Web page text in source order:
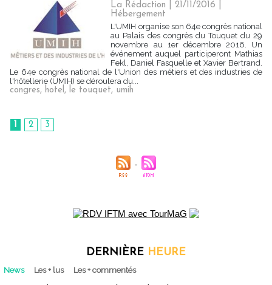
La Rédaction | 21/11/2016
Hébergement
L'UMIH organise son 64e congrès national
au Palais des congrès du Touquet du 29
novembre au 1er décembre 2016. Un
événement auquel participeront Mathias
Fekl, Daniel Fasquelle et Xavier Bertrand.
Le 64e congrès national de l'Union des métiers et des industries de
l'hôtellerie (UMIH) se déroulera du...
congres, hotel, le touquet, umih
1 2 3
DERNIÈRE HEURE
News Les + lus Les + commentés